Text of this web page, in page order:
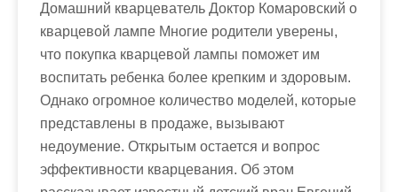
Домашний кварцеватель Доктор Комаровский о
кварцевой лампе Многие родители уверены,
что покупка кварцевой лампы поможет им
воспитать ребенка более крепким и здоровым.
Однако огромное количество моделей, которые
представлены в продаже, вызывают
недоумение. Открытым остается и вопрос
эффективности кварцевания. Об этом